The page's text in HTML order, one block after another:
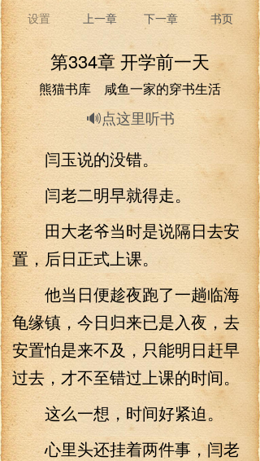
设置 上一章 下一章 书页
第334章 开学前一天
熊猫书库 咸鱼一家的穿书生活
🔊点这里听书
闫玉说的没错。
闫老二明早就得走。
田大老爷当时是说隔日去安
置，后日正式上课。
他当日便趁夜跑了一趟临海
龟缘镇，今日归来已是入夜，去
安置怕是来不及，只能明日赶早
过去，才不至错过上课的时间。
这么一想，时间好紧迫。
心里头还挂着两件事，闫老